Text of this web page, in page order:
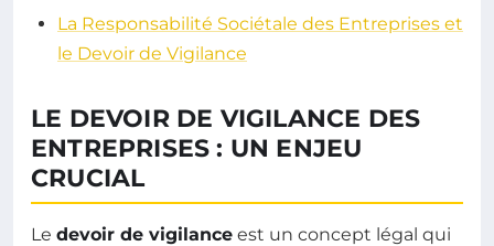
La Responsabilité Sociétale des Entreprises et
le Devoir de Vigilance
LE DEVOIR DE VIGILANCE DES
ENTREPRISES : UN ENJEU
CRUCIAL
Le devoir de vigilance est un concept légal qui